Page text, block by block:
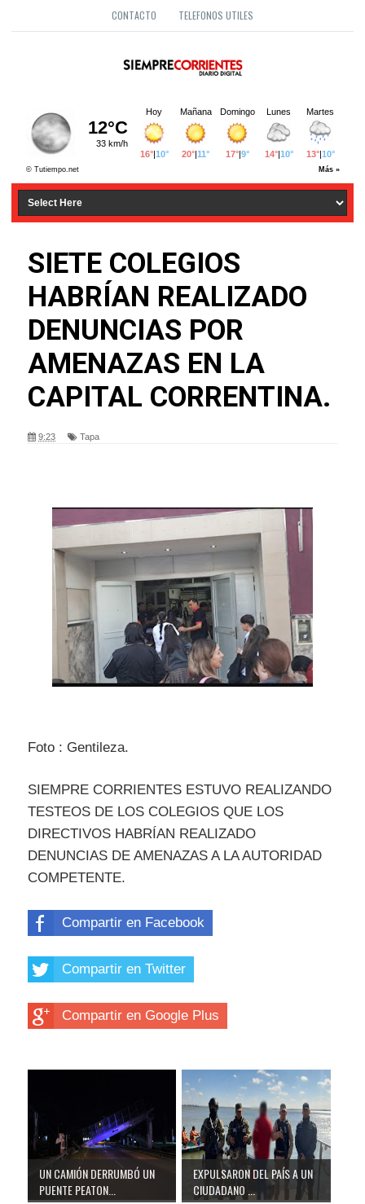
CONTACTO TELEFONOS UTILES
SIETE COLEGIOS
HABRÍAN REALIZADO
DENUNCIAS POR
AMENAZAS EN LA
CAPITAL CORRENTINA.
9:23 Tapa
Foto : Gentileza.
SIEMPRE CORRIENTES ESTUVO REALIZANDO
TESTEOS DE LOS COLEGIOS QUE LOS
DIRECTIVOS HABRÍAN REALIZADO
DENUNCIAS DE AMENAZAS A LA AUTORIDAD
COMPETENTE.
Compartir en Facebook
Compartir en Twitter
Compartir en Google Plus
UN CAMIÓN DERRUMBÓ UN
PUENTE PEATON...
EXPULSARON DEL PAÍS A UN
CIUDADANO ...